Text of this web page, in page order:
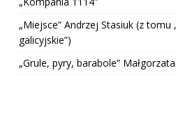
„Miejsce” Andrzej Stasiuk (z tomu
galicyjskie”)
„Grule, pyry, barabole”